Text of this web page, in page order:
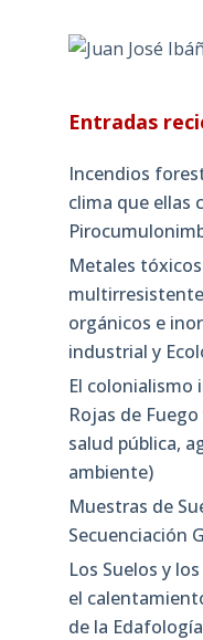
Entradas
Incendios
clima que ellas
Metales
orgánicos e
industrial y
El colonialismo
Rojas de
salud pública,
ambiente)
Muestras de
Secuenciación
Los Suelos y
el
de la